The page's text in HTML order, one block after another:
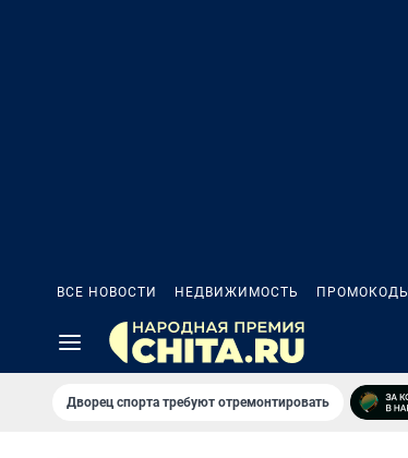
ВСЕ НОВОСТИ НЕДВИЖИМОСТЬ ПРОМОКОДЫ
Дворец спорта требуют отремонтировать